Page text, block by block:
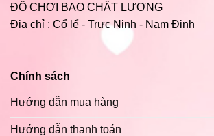
ĐỒ CHƠI BAO CHẤT LƯỢNG
Địa chỉ : Cổ lể - Trực Ninh - Nam Định
Chính sách
Hướng dẫn mua hàng
Hướng dẫn thanh toán